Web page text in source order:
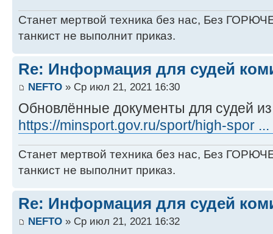
Станет мертвой техника без нас, Без
танкист не выполнит приказ.
Re: Информация для судей
NEFTO » Ср июл 21, 2021 16:30
Обновлённые документы для судей
https://minsport.gov.ru/sport/high-spor
Станет мертвой техника без нас, Без
танкист не выполнит приказ.
Re: Информация для судей
NEFTO » Ср июл 21, 2021 16:32